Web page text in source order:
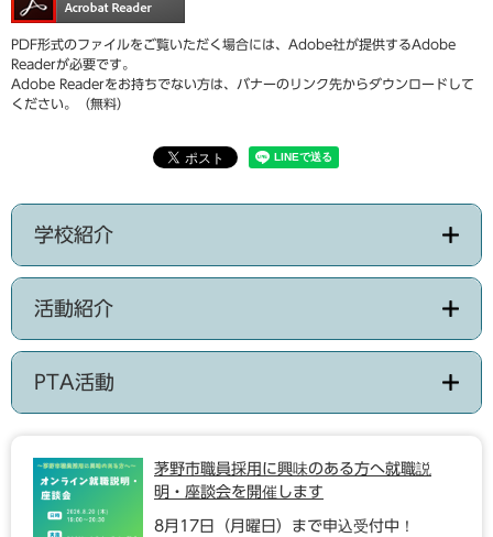
PDF形式のファイルをご覧いただく場合には、Adobe社が提供するAdobe
Readerが必要です。
Adobe Readerをお持ちでない方は、バナーのリンク先からダウンロードして
ください。（無料）
学校紹介
活動紹介
PTA活動
茅野市職員採用に興味のある方へ就職説
明・座談会を開催します
8月17日（月曜日）まで申込受付中！